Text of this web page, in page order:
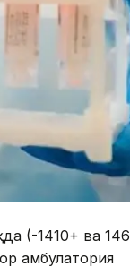
(-1410+ ва 146
амбулатория